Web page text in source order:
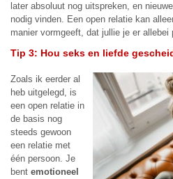
later absoluut nog uitspreken, en
nodig vinden. Een open relatie kan
manier vormgeeft, dat jullie je er allebei
Tip 3: Hou seks en liefde
Zoals ik eerder al
heb uitgelegd, is
een open relatie in
de basis nog
steeds gewoon
een relatie met
één persoon. Je
bent emotioneel